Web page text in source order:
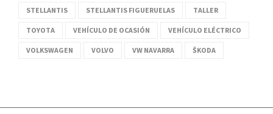
STELLANTIS STELLANTIS FIGUERUELAS TALLER
TOYOTA VEHÍCULO DE OCASIÓN VEHÍCULO ELÉCTRICO
VOLKSWAGEN VOLVO VW NAVARRA ŠKODA